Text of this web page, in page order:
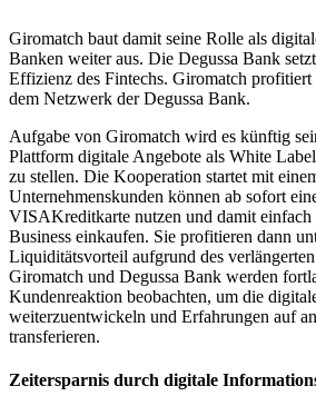
Giromatch baut damit seine Rolle als
Banken weiter aus. Die Degussa Bank
Effizienz des Fintechs. Giromatch
dem Netzwerk der Degussa Bank.
Aufgabe von Giromatch wird es künftig
Plattform digitale Angebote als White
zu stellen. Die Kooperation startet mit
Unternehmenskunden können ab sofort
VISAKreditkarte nutzen und damit
Business einkaufen. Sie profitieren dann
Liquiditätsvorteil aufgrund des
Giromatch und Degussa Bank werden
Kundenreaktion beobachten, um die
weiterzuentwickeln und Erfahrungen auf
transferieren.
Zeitersparnis durch digitale